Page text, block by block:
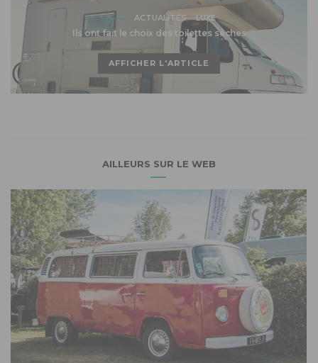
ACTUALITÉS LUXE
Ils ont fait le choix des toilettes sèches
AFFICHER L'ARTICLE
AILLEURS SUR LE WEB